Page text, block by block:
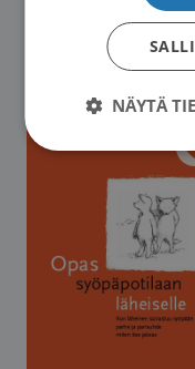
Syöpäpotilaana
NÄYTÄ